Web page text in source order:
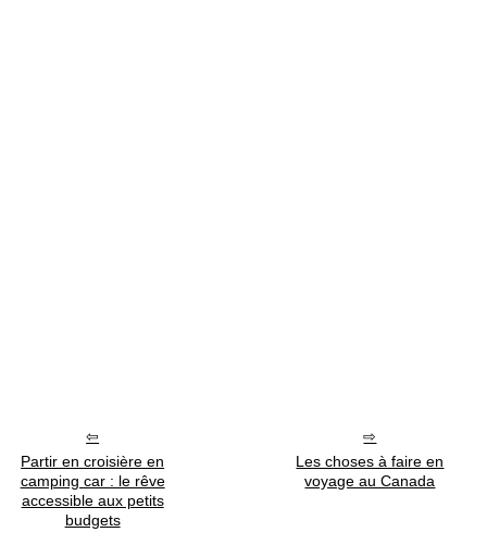
Partir en croisière en
camping car : le rêve
accessible aux petits
budgets
Les choses à faire en
voyage au Canada